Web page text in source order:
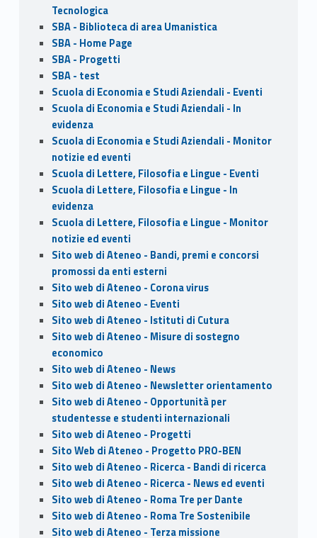
Tecnologica
SBA - Biblioteca di area Umanistica
SBA - Home Page
SBA - Progetti
SBA - test
Scuola di Economia e Studi Aziendali - Eventi
Scuola di Economia e Studi Aziendali - In
evidenza
Scuola di Economia e Studi Aziendali - Monitor
notizie ed eventi
Scuola di Lettere, Filosofia e Lingue - Eventi
Scuola di Lettere, Filosofia e Lingue - In
evidenza
Scuola di Lettere, Filosofia e Lingue - Monitor
notizie ed eventi
Sito web di Ateneo - Bandi, premi e concorsi
promossi da enti esterni
Sito web di Ateneo - Corona virus
Sito web di Ateneo - Eventi
Sito web di Ateneo - Istituti di Cutura
Sito web di Ateneo - Misure di sostegno
economico
Sito web di Ateneo - News
Sito web di Ateneo - Newsletter orientamento
Sito web di Ateneo - Opportunità per
studentesse e studenti internazionali
Sito web di Ateneo - Progetti
Sito Web di Ateneo - Progetto PRO-BEN
Sito web di Ateneo - Ricerca - Bandi di ricerca
Sito web di Ateneo - Ricerca - News ed eventi
Sito web di Ateneo - Roma Tre per Dante
Sito web di Ateneo - Roma Tre Sostenibile
Sito web di Ateneo - Terza missione